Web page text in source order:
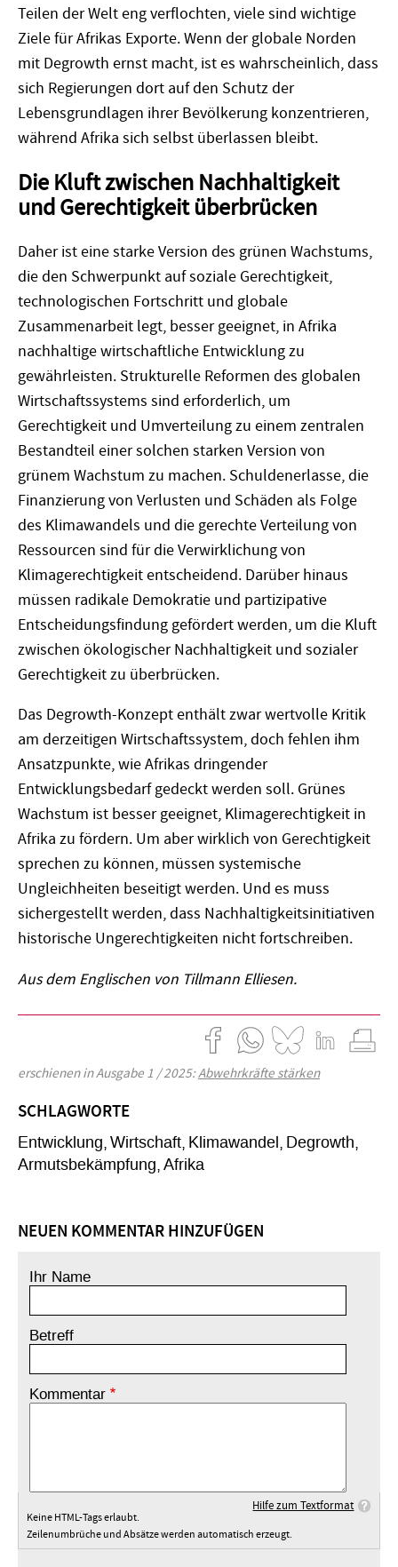
Teilen der Welt eng verflochten, viele sind wichtige
Ziele für Afri­kas Exporte. Wenn der globale Norden
mit Degrowth ernst macht, ist es wahrscheinlich, dass
sich Regierungen dort auf den Schutz der
Lebensgrundlagen ihrer Bevölkerung konzentrieren,
während Afrika sich selbst überlassen bleibt.
Die Kluft zwischen Nachhaltigkeit
und Gerechtigkeit überbrücken
Daher ist eine starke Version des grünen Wachstums,
die den Schwerpunkt auf soziale Gerechtigkeit,
technologischen Fortschritt und globale
Zusammenarbeit legt, besser geeignet, in Afrika
nachhaltige wirtschaftliche Entwicklung zu
gewährleisten. Strukturelle Reformen des globalen
Wirtschaftssystems sind erforderlich, um
Gerechtigkeit und Umverteilung zu einem zentralen
Bestandteil einer solchen starken Version von
grünem Wachstum zu machen. Schuldenerlasse, die
Finanzierung von Verlusten und Schäden als Folge
des Klimawandels und die gerechte Verteilung von
Ressourcen sind für die Verwirklichung von
Klimagerechtigkeit entscheidend. Darüber hinaus
müssen radikale Demokratie und partizipative
Entscheidungsfindung gefördert werden, um die Kluft
zwischen ökologischer Nachhaltigkeit und sozialer
Gerechtigkeit zu überbrücken.
Das Degrowth-Konzept enthält zwar wertvolle Kritik
am derzeitigen Wirtschaftssystem, doch fehlen ihm
Ansatzpunkte, wie Afrikas dringender
Entwicklungsbedarf gedeckt werden soll. Grünes
Wachstum ist besser geeignet, Klimagerechtigkeit in
Afrika zu fördern. Um aber wirklich von Gerechtigkeit
sprechen zu können, müssen systemische
Ungleichheiten beseitigt werden. Und es muss
sichergestellt werden, dass Nachhaltigkeitsinitiativen
historische Ungerechtigkeiten nicht fortschreiben.
Aus dem Englischen von Tillmann Elliesen.
erschienen in Ausgabe 1 / 2025:Abwehrkräfte stärken
SCHLAGWORTE
Entwicklung Wirtschaft Klimawandel Degrowth
Armutsbekämpfung Afrika
NEUEN KOMMENTAR HINZUFÜGEN
Ihr Name
Betreff
Kommentar
Hilfe zum Textformat
Keine HTML-Tags erlaubt.
Zeilenumbrüche und Absätze werden automatisch erzeugt.